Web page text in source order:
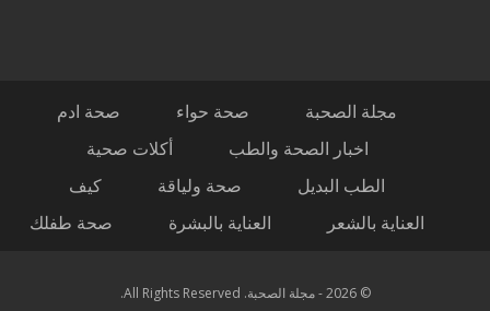
مجلة الصحبة صحة حواء
صحة ادم
اخبار الصحة والطب
أكلات صحية
الطب البديل
صحة ولياقة
كيف
العناية بالشعر
العناية بالبشرة صحة طفلك
© 2026 - مجلة الصحبة. All Rights Reserved.